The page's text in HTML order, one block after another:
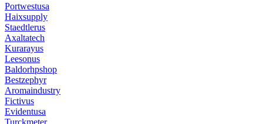
Portwestusa
Haixsupply
Staedtlerus
Axaltatech
Kurarayus
Leesonus
Baldorhpshop
Bestzephyr
Aromaindustry
Fictivus
Evidentusa
Turckmeter